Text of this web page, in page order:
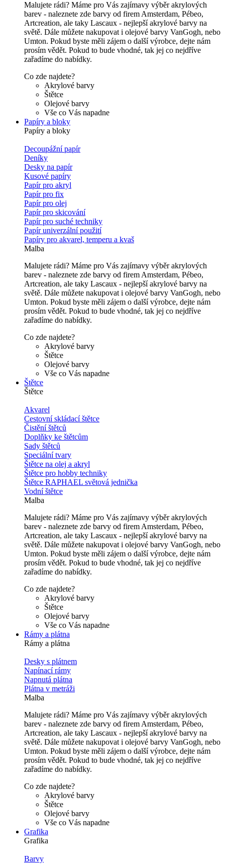
Malujete rádi? Máme pro Vás zajímavy výběr akrylových
barev - naleznete zde barvy od firem Amsterdam, Pébeo,
Artcreation, ale taky Lascaux - nejlepší akrylové barvy na
světě. Dále můžete nakupovat i olejové barvy VanGogh, nebo
Umton. Pokud byste měli zájem o další výrobce, dejte nám
prosím vědět. Pokud to bude vhodné, tak jej co nejdříve
zařadíme do nabídky.
Co zde najdete?
Akrylové barvy
Štětce
Olejové barvy
Vše co Vás napadne
Papíry a bloky
Papíry a bloky
Decoupážní papír
Deníky
Desky na papír
Kusové papíry
Papír pro akryl
Papír pro fix
Papír pro olej
Papír pro skicování
Papír pro suché techniky
Papír univerzální použití
Papíry pro akvarel, temperu a kvaš
Malba
Malujete rádi? Máme pro Vás zajímavy výběr akrylových
barev - naleznete zde barvy od firem Amsterdam, Pébeo,
Artcreation, ale taky Lascaux - nejlepší akrylové barvy na
světě. Dále můžete nakupovat i olejové barvy VanGogh, nebo
Umton. Pokud byste měli zájem o další výrobce, dejte nám
prosím vědět. Pokud to bude vhodné, tak jej co nejdříve
zařadíme do nabídky.
Co zde najdete?
Akrylové barvy
Štětce
Olejové barvy
Vše co Vás napadne
Štětce
Štětce
Akvarel
Cestovní skládací štětce
Čistění štětců
Doplňky ke štětcům
Sady štětců
Speciální tvary
Štětce na olej a akryl
Štětce pro hobby techniky
Štětce RAPHAEL světová jednička
Vodní štětce
Malba
Malujete rádi? Máme pro Vás zajímavy výběr akrylových
barev - naleznete zde barvy od firem Amsterdam, Pébeo,
Artcreation, ale taky Lascaux - nejlepší akrylové barvy na
světě. Dále můžete nakupovat i olejové barvy VanGogh, nebo
Umton. Pokud byste měli zájem o další výrobce, dejte nám
prosím vědět. Pokud to bude vhodné, tak jej co nejdříve
zařadíme do nabídky.
Co zde najdete?
Akrylové barvy
Štětce
Olejové barvy
Vše co Vás napadne
Rámy a plátna
Rámy a plátna
Desky s plátnem
Napínací rámy
Napnutá plátna
Plátna v metráži
Malba
Malujete rádi? Máme pro Vás zajímavy výběr akrylových
barev - naleznete zde barvy od firem Amsterdam, Pébeo,
Artcreation, ale taky Lascaux - nejlepší akrylové barvy na
světě. Dále můžete nakupovat i olejové barvy VanGogh, nebo
Umton. Pokud byste měli zájem o další výrobce, dejte nám
prosím vědět. Pokud to bude vhodné, tak jej co nejdříve
zařadíme do nabídky.
Co zde najdete?
Akrylové barvy
Štětce
Olejové barvy
Vše co Vás napadne
Grafika
Grafika
Barvy